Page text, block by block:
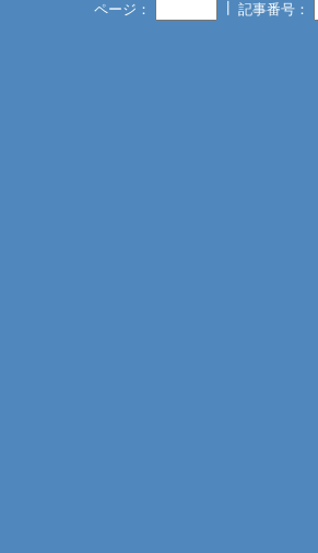
ページ：
記事番号：